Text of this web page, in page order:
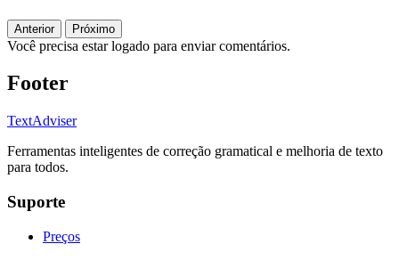
Anterior Próximo
Você precisa estar logado para enviar comentários.
Footer
TextAdviser
Ferramentas inteligentes de correção gramatical e melhoria de texto
para todos.
Suporte
Preços